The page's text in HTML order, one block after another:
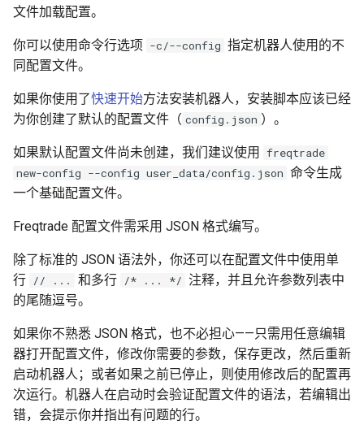
最小交易金额
模拟交易钱包
可交易余额
分配可用资金
调整上次交易金额
固定交易金额
动态投注金额
带仓位调整的动态交易金
额
订单使用的价格
文件加载配置。
你可以使用命令行选项 -c/--config 指定机器人使用的不
同配置文件。
如果你使用了快速开始方法安装机器人，安装脚本应该已经
为你创建了默认的配置文件（ config.json ）。
如果默认配置文件尚未创建，我们建议使用
freqtrade
new-config --config user_data/config.json 命令生成
一个基础配置文件。
Freqtrade 配置文件需采用 JSON 格式编写。
除了标准的 JSON 语法外，你还可以在配置文件中使用单
行 // ... 和多行 /* ... */ 注释，并且允许参数列表中
的尾随逗号。
如果你不熟悉 JSON 格式，也不必担心——只需用任意编辑
器打开配置文件，修改你需要的参数，保存更改，然后重新
启动机器人；或者如果之前已停止，则使用修改后的配置再
次运行。机器人在启动时会验证配置文件的语法，若编辑出
错，会提示你并指出有问题的行。